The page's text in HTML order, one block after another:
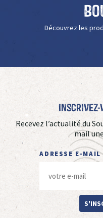
Découvrez les
Inscrivez-
Recevez l’actualité du
mail
ADRESSE E-MAIL